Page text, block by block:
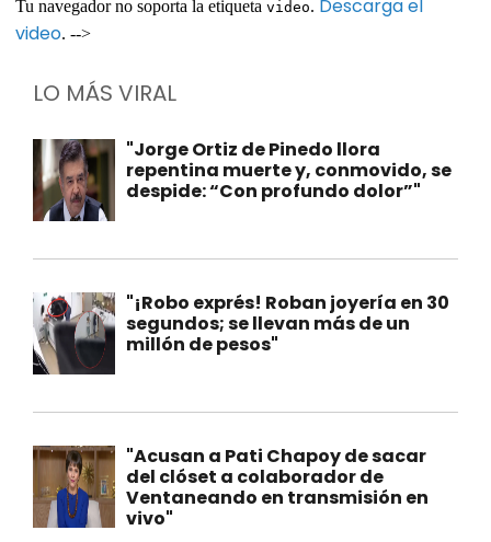
Tu navegador no soporta la etiqueta video. Descarga el
video. -->
LO MÁS VIRAL
"Jorge Ortiz de Pinedo llora
repentina muerte y, conmovido, se
despide: “Con profundo dolor”"
"¡Robo exprés! Roban joyería en 30
segundos; se llevan más de un
millón de pesos"
"Acusan a Pati Chapoy de sacar
del clóset a colaborador de
Ventaneando en transmisión en
vivo"